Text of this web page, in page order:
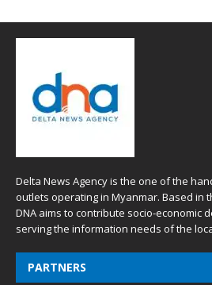
Delta News Agency is the one of the
outlets operating in Myanmar. Based in
DNA aims to contribute socio-economic
serving the information needs of the
PARTNERS